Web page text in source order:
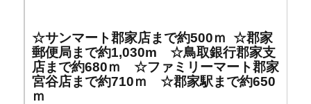
☆サンマート郡家店まで約500ｍ ☆郡家
郵便局まで約1,030m ☆鳥取銀行郡家支
店まで約680ｍ ☆ファミリーマート郡家
宮谷店まで約710ｍ ☆郡家駅まで約650
ｍ